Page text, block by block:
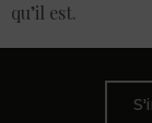
qu’il est.